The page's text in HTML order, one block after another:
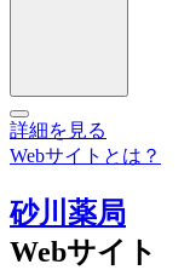
詳細を見る
Webサイトとは？
砂川薬局
Webサイト